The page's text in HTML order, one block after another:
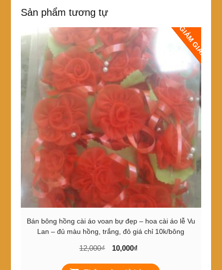
Sản phẩm tương tự
GIẢM GIÁ!
Bán bông hồng cài áo voan bự đẹp – hoa cài áo lễ Vu
Lan – đủ màu hồng, trắng, đỏ giá chỉ 10k/bông
12,000₫
Giá
10,000₫